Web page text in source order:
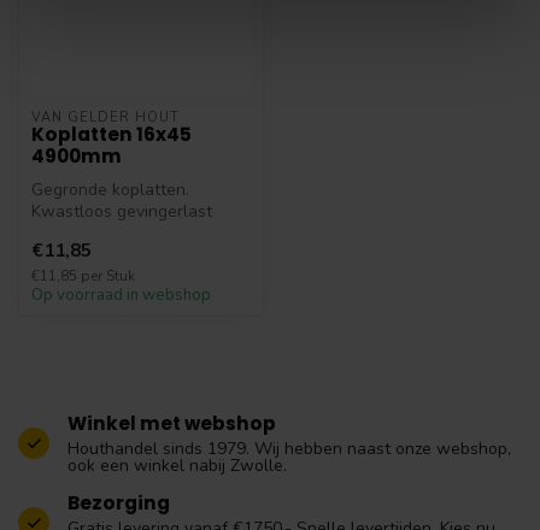
VAN GELDER HOUT
Koplatten 16x45
4900mm
Gegronde koplatten.
Kwastloos gevingerlast
geproduceerd...
€11,85
€11,85 per Stuk
Op voorraad in webshop
Winkel met webshop
Houthandel sinds 1979. Wij hebben naast onze webshop,
ook een winkel nabij Zwolle.
Bezorging